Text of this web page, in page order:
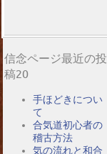
信念ページ最近の投
稿20
手ほどきについ
て
合気道初心者の
稽古方法
気の流れと和合